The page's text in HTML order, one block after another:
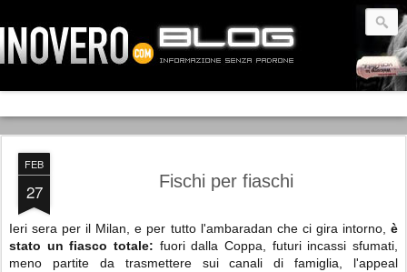
FEB
27 Fischi per fiaschi
Ieri sera per il Milan, e per tutto l'ambaradan che ci gira intorno, è
stato un fiasco totale: fuori dalla Coppa, futuri incassi sfumati,
meno partite da trasmettere sui canali di famiglia, l'appeal